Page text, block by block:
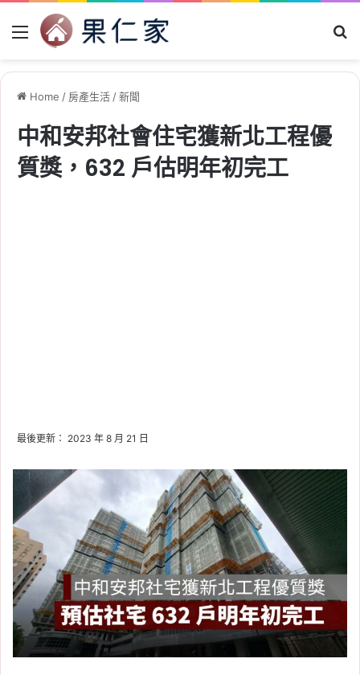
Menu
Home / 房產生活/新聞
中和安邦社會住宅獲新北工程優
質獎，632 戶估明年初完工
最後更新： 2023 年 8 月 21 日